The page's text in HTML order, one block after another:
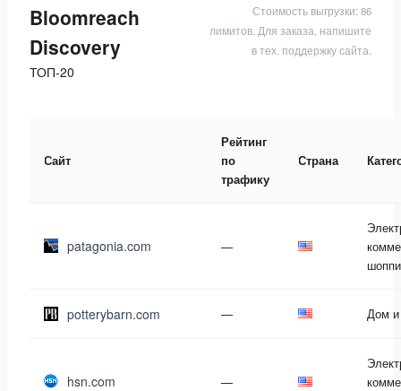
Bloomreach
Discovery
ТОП-20
Стоимость выгрузки: 86
лимитов. Для заказа, напишите
в тех. поддержку сайта.
Сайт
Рейтинг
по
трафику
Страна
patagonia.com —
potterybarn.com — Дом
hsn.com —